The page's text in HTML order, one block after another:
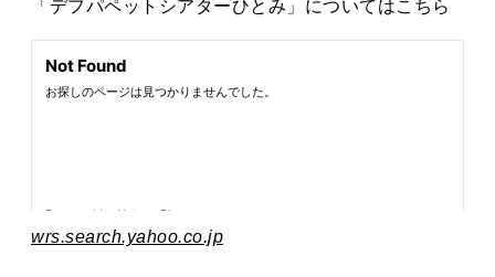
「デフパペットシアターひとみ」についてはこちら
wrs.search.yahoo.co.jp